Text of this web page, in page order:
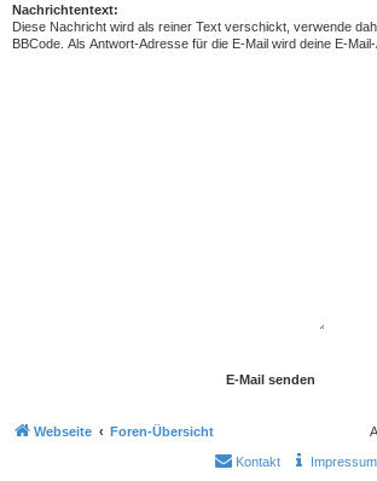
Nachrichtentext:
Diese Nachricht wird als reiner Text verschickt, verwende
BBCode. Als Antwort-Adresse für die E-Mail wird deine E-
Webseite Foren-Übersicht
Impressum
Kontakt